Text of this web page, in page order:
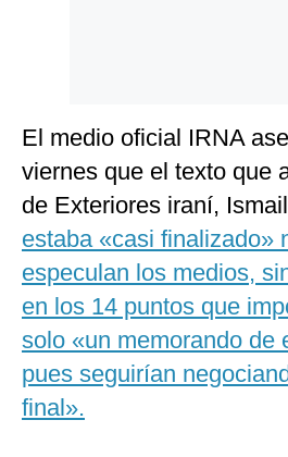
El medio oficial IRNA
viernes que el texto que
de Exteriores iraní,
estaba «casi finalizado»
especulan los medios,
en los 14 puntos que
solo «un memorando de
pues seguirían
final».